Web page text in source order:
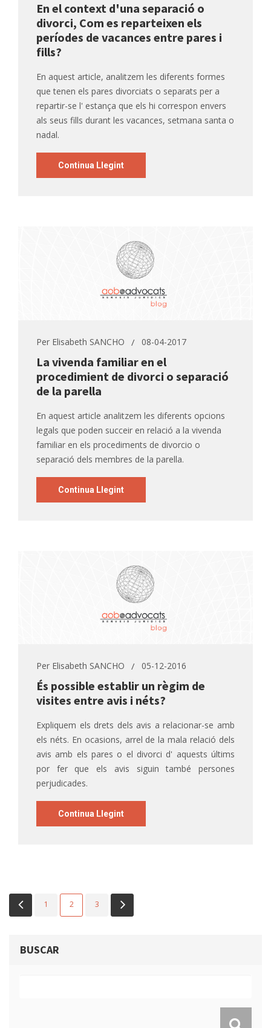
En el context d'una separació o
divorci, Com es reparteixen els
períodes de vacances entre pares i
fills?
En aquest article, analitzem les diferents formes
que tenen els pares divorciats o separats per a
repartir-se l' estança que els hi correspon envers
als seus fills durant les vacances, setmana santa o
nadal.
Continua Llegint
Per Elisabeth SANCHO 08-04-2017
La vivenda familiar en el
procedimient de divorci o separació
de la parella
En aquest article analitzem les diferents opcions
legals que poden succeir en relació a la vivenda
familiar en els procediments de divorcio o
separació dels membres de la parella.
Continua Llegint
Per Elisabeth SANCHO 05-12-2016
És possible establir un règim de
visites entre avis i néts?
Expliquem els drets dels avis a relacionar-se amb
els néts. En ocasions, arrel de la mala relació dels
avis amb els pares o el divorci d' aquests últims
por fer que els avis siguin també persones
perjudicades.
Continua Llegint
1 2 3
BUSCAR